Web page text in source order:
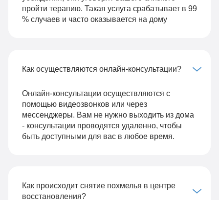
пройти терапию. Такая услуга срабатывает в 99
% случаев и часто оказывается на дому
Как осуществляются онлайн-консультации?
Онлайн-консультации осуществляются с
помощью видеозвонков или через
мессенджеры. Вам не нужно выходить из дома
- консультации проводятся удаленно, чтобы
быть доступными для вас в любое время.
Как происходит снятие похмелья в центре
восстановления?